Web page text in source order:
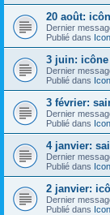
20 août:
Dernier
Publié dans
3 juin:
Dernier
Publié dans
3 février:
Dernier
Publié dans
4 janvier:
Dernier
Publié dans
2 janvier:
Dernier
Publié dans